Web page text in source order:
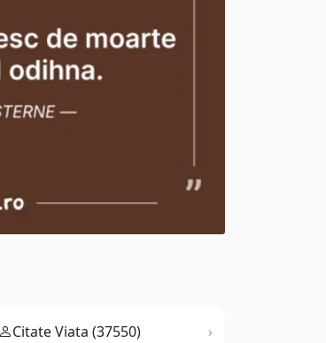
Citate Viata (37550)